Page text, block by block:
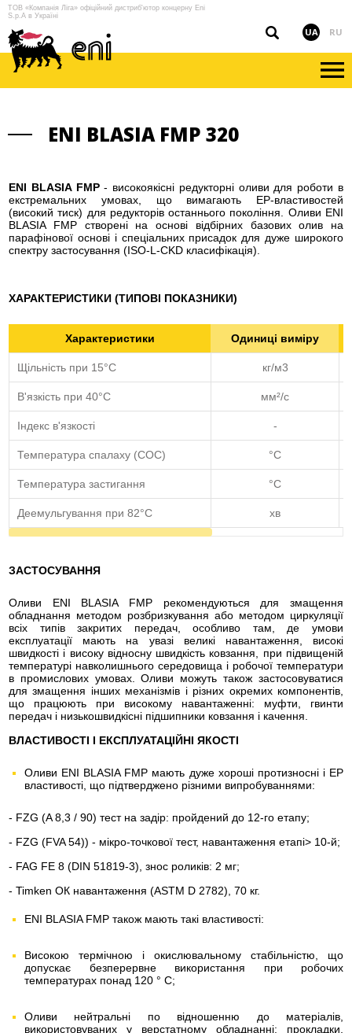
ТОВ «Компанія Ліга» офіційний дистриб'ютор концерну Eni
S.p.A в Україні
UA RU
ENI BLASIA FMP 320
ENI BLASIA FMP- високоякісні редукторні оливи для роботи в
екстремальних умовах, що вимагають EP-властивостей
(високий тиск) для редукторів останнього покоління. Оливи ENI
BLASIA FMP створені на основі відбірних базових олив на
парафінової основі і спеціальних присадок для дуже широкого
спектру застосування (ISO-L-CKD класифікація).
ХАРАКТЕРИСТИКИ (ТИПОВІ ПОКАЗНИКИ)
Характеристики Одиниці виміру
Щільність при 15°С кг/м3
В'язкість при 40°C мм²/с
Індекс в'язкості -
Температура спалаху (COC) °C
Температура застигання °C
Деемульгування при 82°C хв
ЗАСТОСУВАННЯ
Оливи ENI BLASIA FMP рекомендуються для змащення
обладнання методом розбризкування або методом циркуляції
всіх типів закритих передач, особливо там, де умови
експлуатації мають на увазі великі навантаження, високі
швидкості і високу відносну швидкість ковзання, при підвищеній
температурі навколишнього середовища і робочої температури
в промислових умовах. Оливи можуть також застосовуватися
для змащення інших механізмів і різних окремих компонентів,
що працюють при високому навантаженні: муфти, гвинти
передач і низькошвидкісні підшипники ковзання і качення.
ВЛАСТИВОСТІ І ЕКСПЛУАТАЦІЙНІ ЯКОСТІ
Оливи ENI BLASIA FMP мають дуже хороші протизносні і EP
властивості, що підтверджено різними випробуваннями:
- FZG (A 8,3 / 90) тест на задір: пройдений до 12-го етапу;
- FZG (FVA 54)) - мікро-точкової тест, навантаження етапі> 10-й;
- FAG FE 8 (DIN 51819-3), знос роликів: 2 мг;
- Timken ОК навантаження (АЅТМ D 2782), 70 кг.
ENI BLASIA FMP також мають такі властивості:
Високою термічною і окислювальному стабільністю, що
допускає безперервне використання при робочих
температурах понад 120 ° С;
Оливи нейтральні по відношенню до матеріалів,
використовуваних у верстатному обладнанні: прокладки,